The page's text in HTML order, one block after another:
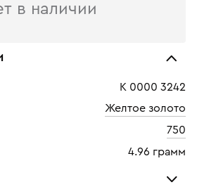
в наличии
К 0000 3242
Желтое золото
750
4.96 грамм